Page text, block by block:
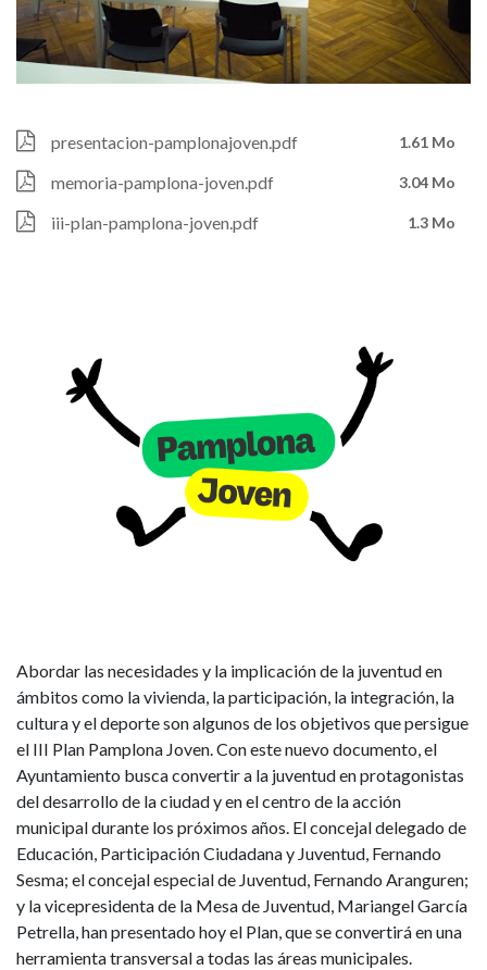
Fichierpresentacion-pamplonajoven.pdf 1.61 Mo
Fichiermemoria-pamplona-joven.pdf 3.04 Mo
Fichieriii-plan-pamplona-joven.pdf 1.3 Mo
Abordar las necesidades y la implicación de la juventud en
ámbitos como la vivienda, la participación, la integración, la
cultura y el deporte son algunos de los objetivos que persigue
el III Plan Pamplona Joven. Con este nuevo documento, el
Ayuntamiento busca convertir a la juventud en protagonistas
del desarrollo de la ciudad y en el centro de la acción
municipal durante los próximos años. El concejal delegado de
Educación, Participación Ciudadana y Juventud, Fernando
Sesma; el concejal especial de Juventud, Fernando Aranguren;
y la vicepresidenta de la Mesa de Juventud, Mariangel García
Petrella, han presentado hoy el Plan, que se convertirá en una
herramienta transversal a todas las áreas municipales.